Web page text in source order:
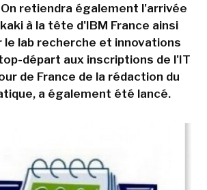
retiendra également l'arrivée
à la tête d'IBM France ainsi
le lab recherche et innovations
départ aux inscriptions de l'IT
de France de la rédaction du
a également été lancé.